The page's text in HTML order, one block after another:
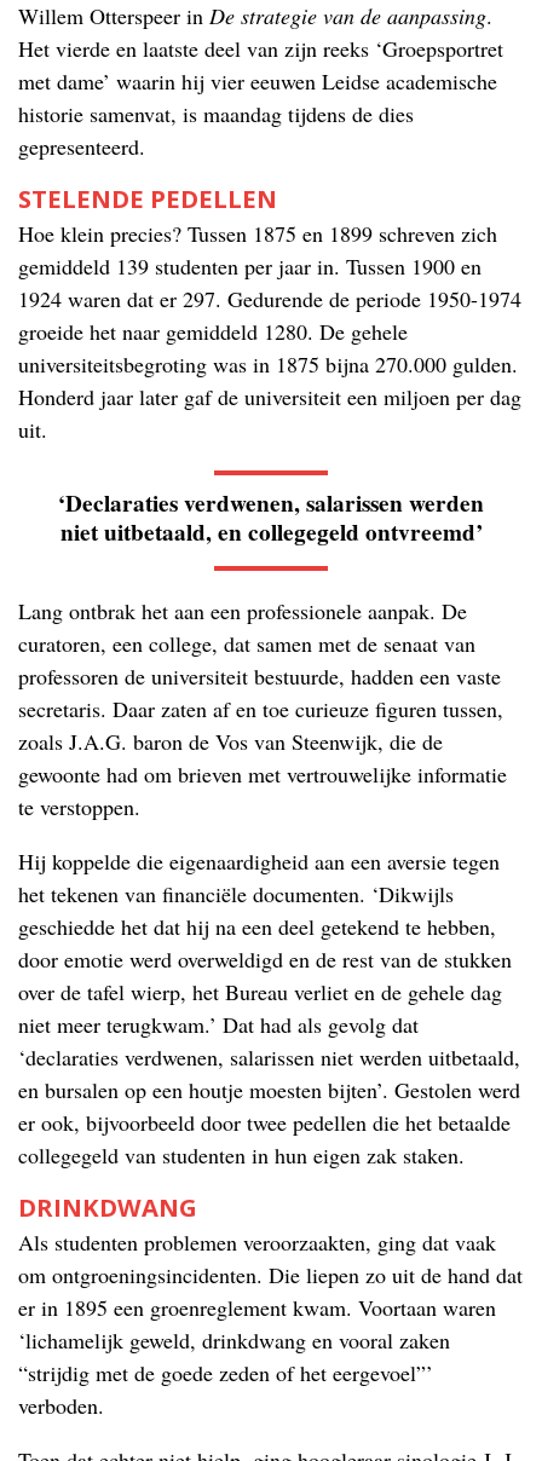
Willem Otterspeer in De strategie van de aanpassing.
Het vierde en laatste deel van zijn reeks ‘Groepsportret
met dame’ waarin hij vier eeuwen Leidse academische
historie samenvat, is maandag tijdens de dies
gepresenteerd.
STELENDE PEDELLEN
Hoe klein precies? Tussen 1875 en 1899 schreven zich
gemiddeld 139 studenten per jaar in. Tussen 1900 en
1924 waren dat er 297. Gedurende de periode 1950-1974
groeide het naar gemiddeld 1280. De gehele
universiteitsbegroting was in 1875 bijna 270.000 gulden.
Honderd jaar later gaf de universiteit een miljoen per dag
uit.
‘Declaraties verdwenen, salarissen werden
niet uitbetaald, en collegegeld ontvreemd’
Lang ontbrak het aan een professionele aanpak. De
curatoren, een college, dat samen met de senaat van
professoren de universiteit bestuurde, hadden een vaste
secretaris. Daar zaten af en toe curieuze figuren tussen,
zoals J.A.G. baron de Vos van Steenwijk, die de
gewoonte had om brieven met vertrouwelijke informatie
te verstoppen.
Hij koppelde die eigenaardigheid aan een aversie tegen
het tekenen van financiële documenten. ‘Dikwijls
geschiedde het dat hij na een deel getekend te hebben,
door emotie werd overweldigd en de rest van de stukken
over de tafel wierp, het Bureau verliet en de gehele dag
niet meer terugkwam.’ Dat had als gevolg dat
‘declaraties verdwenen, salarissen niet werden uitbetaald,
en bursalen op een houtje moesten bijten’. Gestolen werd
er ook, bijvoorbeeld door twee pedellen die het betaalde
collegegeld van studenten in hun eigen zak staken.
DRINKDWANG
Als studenten problemen veroorzaakten, ging dat vaak
om ontgroeningsincidenten. Die liepen zo uit de hand dat
er in 1895 een groenreglement kwam. Voortaan waren
‘lichamelijk geweld, drinkdwang en vooral zaken
“strijdig met de goede zeden of het eergevoel”’
verboden.